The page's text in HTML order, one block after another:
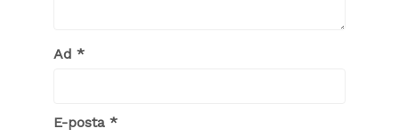
Ad *
E-posta *